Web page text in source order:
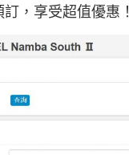
訂，享受超值優惠！